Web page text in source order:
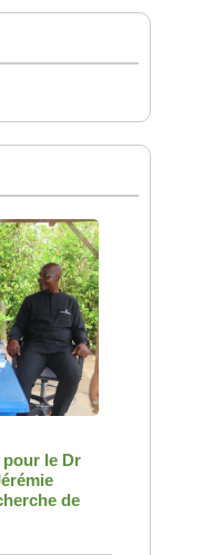
pour le Dr
de